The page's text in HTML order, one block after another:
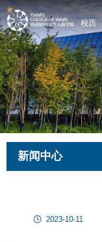
校历
新闻中心
2023-10-11